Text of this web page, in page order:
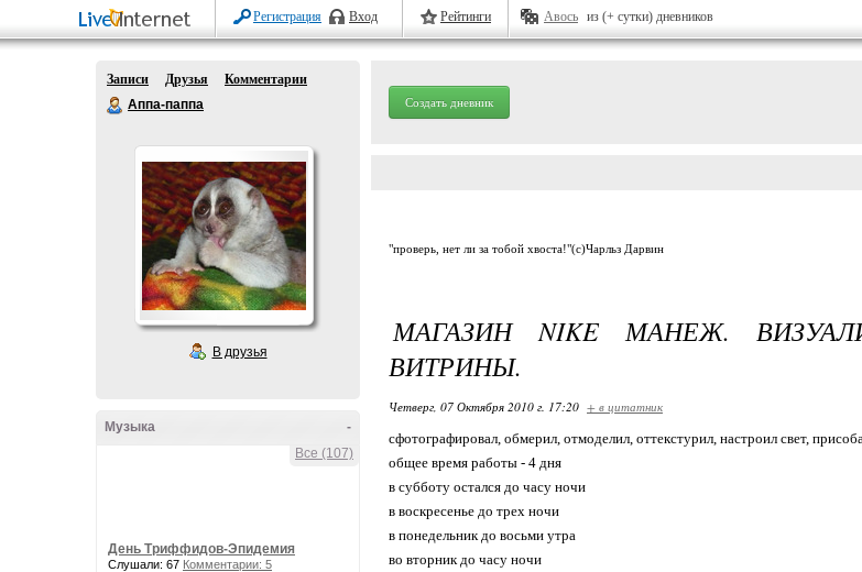
Регистрация Вход Рейтинги Авось из (+ сутки) дневников
Записи Друзья
Комментарии
Аппа-паппа
В друзья
-
Музыка
Все (107)
День Триффидов-Эпидемия
Слушали: 67 Комментарии: 5
Создать дневник
"проверь, нет ли за тобой хвоста!"(с)Чарльз Дарвин
МАГАЗИН NIKE МАНЕЖ.
ВИТРИНЫ.
Четверг, 07 Октября 2010 г. 17:20 + в цитатник
сфотографировал, обмерил, отмоделил, оттекстурил, настроил свет,
общее время работы - 4 дня
в субботу остался до часу ночи
в воскресенье до трех ночи
в понедельник до восьми утра
во вторник до часу ночи